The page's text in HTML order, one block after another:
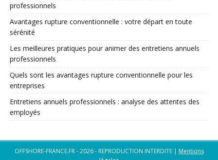
professionnels
Avantages rupture conventionnelle : votre départ en toute
sérénité
Les meilleures pratiques pour animer des entretiens annuels
professionnels
Quels sont les avantages rupture conventionnelle pour les
entreprises
Entretiens annuels professionnels : analyse des attentes des
employés
OFFSHORE-FRANCE.FR - 2026 - REPRODUCTION INTERDITE | Mentions